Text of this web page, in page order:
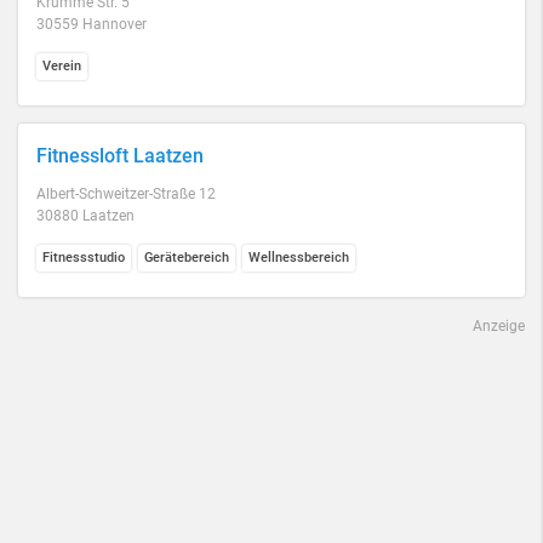
30559 Hannover
Verein
Fitnessloft Laatzen
Albert-Schweitzer-Straße 12
30880 Laatzen
Fitnessstudio Gerätebereich Wellnessbereich
Anzeige